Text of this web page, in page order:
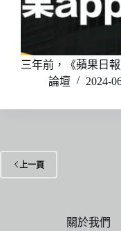
三年前，《蘋果日
論壇
2024-
上一頁
關於我們